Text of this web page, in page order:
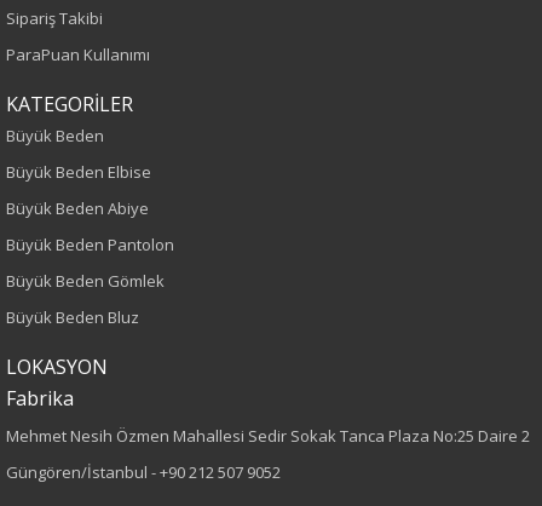
İlkbahar-Yaz
Yetişkin
Kalıp
Büyük Beden
Kumaş Tipi
Örme
Sipariş Takibi
ParaPuan Kullanımı
KATEGORİLER
Büyük Beden
Büyük Beden Elbise
Büyük Beden Abiye
Büyük Beden Pantolon
Büyük Beden Gömlek
Büyük Beden Bluz
LOKASYON
Fabrika
Mehmet Nesih Özmen Mahallesi Sedir Sokak Tanca Plaza No:25 Daire 2
Güngören/İstanbul -+90 212 507 9052